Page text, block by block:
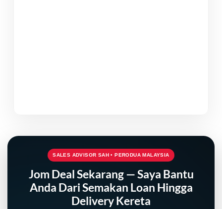
SALES ADVISOR SAH • PERODUA MALAYSIA
Jom Deal Sekarang — Saya Bantu
Anda Dari Semakan Loan Hingga
Delivery Kereta